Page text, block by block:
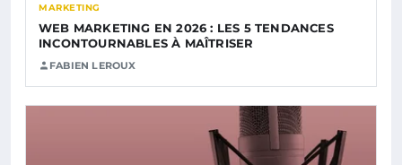
MARKETING
WEB MARKETING EN 2026 : LES 5 TENDANCES
INCONTOURNABLES À MAÎTRISER
FABIEN LEROUX